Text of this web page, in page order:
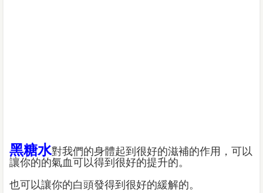
黑糖水對我們的身體起到很好的滋補的作用，可以
讓你的的氣血可以得到很好的提升的。
也可以讓你的白頭發得到很好的緩解的。